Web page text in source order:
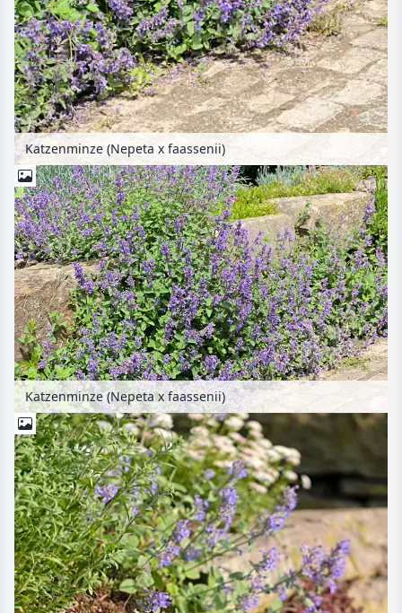
Katzenminze (Nepeta x faassenii)
Katzenminze (Nepeta x faassenii)